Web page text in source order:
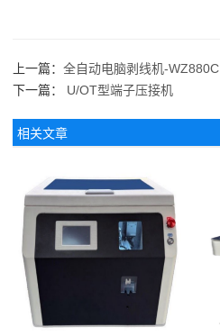
上一篇： 全自动电脑剥线机-WZ880C
下一篇： U/OT型端子压接机
相关文章